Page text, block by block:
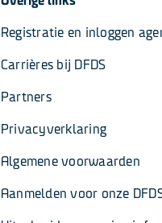
Registratie en inloggen
Carrières bij DFDS
Partners
Privacyverklaring
Algemene voorwaarden
Aanmelden voor onze